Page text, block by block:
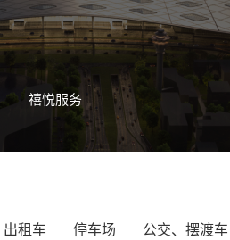
禧悦服务
出租车 停车场 公交、摆渡车